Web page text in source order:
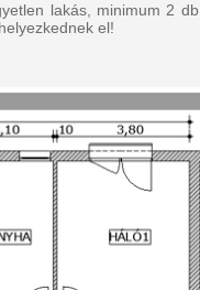
lakás, minimum 2
el!